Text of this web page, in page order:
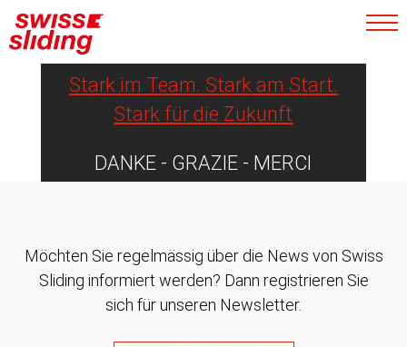
Stark im Team. Stark am Start.
Stark für die Zukunft
DANKE - GRAZIE - MERCI
Möchten Sie regelmässig über die News von Swiss
Sliding informiert werden? Dann registrieren Sie
sich für unseren Newsletter.